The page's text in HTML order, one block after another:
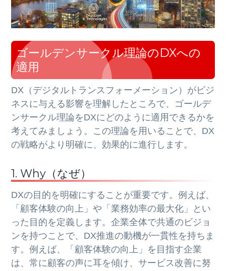
ゴールデンサークル理論のDXへの
適用
DX（デジタルトランスフォーメーション）がビジ
ネスに与える影響を理解したところで、ゴールデ
ンサークル理論をDXにどのように適用できるかを
考えてみましょう。この理論を用いることで、DX
の戦略がより明確に、効果的に進行します。
1. Why（なぜ）
DXの目的を明確にすることが重要です。例えば、
「顧客体験の向上」や「業務効率の最大化」とい
った目的を定義します。企業全体で共通のビジョ
ンを持つことで、DX推進の動機が一貫性を持ちま
す。例えば、「顧客体験の向上」を目指す企業
は、常に顧客の声に耳を傾け、サービス改善に努